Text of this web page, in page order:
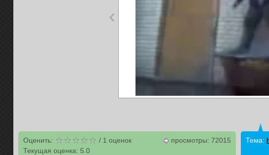
Оценить: / 1 оценок
Текущая оценка: 5.0
просмотры: 72015 Тема: